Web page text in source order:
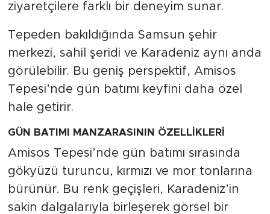
ziyaretçilere farklı bir deneyim sunar.
Tepeden bakıldığında Samsun şehir
merkezi, sahil şeridi ve Karadeniz aynı anda
görülebilir. Bu geniş perspektif, Amisos
Tepesi’nde gün batımı keyfini daha özel
hale getirir.
GÜN BATIMI MANZARASININ ÖZELLİKLERİ
Amisos Tepesi’nde gün batımı sırasında
gökyüzü turuncu, kırmızı ve mor tonlarına
bürünür. Bu renk geçişleri, Karadeniz’in
sakin dalgalarıyla birleşerek görsel bir